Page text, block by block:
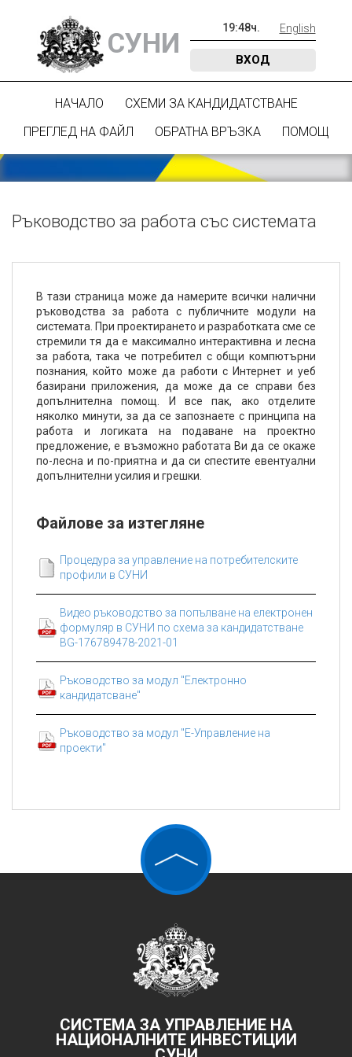
СУНИ 19:48ч. English
ВХОД
НАЧАЛО
СХЕМИ ЗА КАНДИДАТСТВАНЕ
ПРЕГЛЕД НА ФАЙЛ
ОБРАТНА ВРЪЗКА ПОМОЩ
Ръководство за работа със системата
В тази страница може да намерите всички налични
ръководства за работа с публичните модули на
системата. При проектирането и разработката сме се
стремили тя да е максимално интерактивна и лесна
за работа, така че потребител с общи компютърни
познания, който може да работи с Интернет и уеб
базирани приложения, да може да се справи без
допълнителна помощ. И все пак, ако отделите
няколко минути, за да се запознаете с принципа на
работа и логиката на подаване на проектно
предложение, е възможно работата Ви да се окаже
по-лесна и по-приятна и да си спестите евентуални
допълнителни усилия и грешки.
Файлове за изтегляне
Процедура за управление на потребителските
профили в СУНИ
Видео ръководство за попълване на електронен
формуляр в СУНИ по схема за кандидатстване
BG-176789478-2021-01
Ръководство за модул "Електронно
кандидатсване"
Ръководство за модул "Е-Управление на
проекти"
СИСТЕМА ЗА УПРАВЛЕНИЕ НА
НАЦИОНАЛНИТЕ ИНВЕСТИЦИИ